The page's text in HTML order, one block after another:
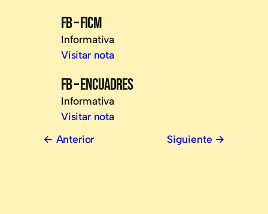
FB – FICM
Informativa
Visitar nota
FB – ENCUADRES
Informativa
Visitar nota
Anterior
Siguiente